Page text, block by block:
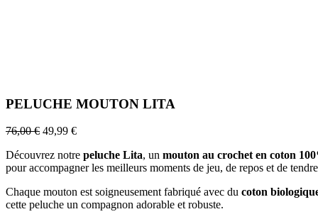
PELUCHE MOUTON LITA
76,00€ 49,99 €
Découvrez notre peluche Lita, un mouton au crochet en coton
pour accompagner les meilleurs moments de jeu, de repos et de
Chaque mouton est soigneusement fabriqué avec du coton
cette peluche un compagnon adorable et robuste.